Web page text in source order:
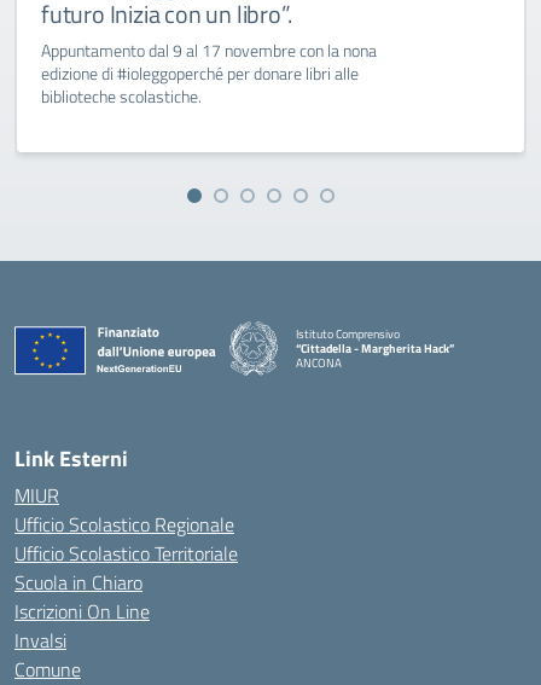
futuro Inizia con un libro”.
Appuntamento dal 9 al 17 novembre con la nona
edizione di #ioleggoperché per donare libri alle
biblioteche scolastiche.
Istituto Comprensivo
“Cittadella - Margherita Hack”
ANCONA
Link Esterni
MIUR
Ufficio Scolastico Regionale
Ufficio Scolastico Territoriale
Scuola in Chiaro
Iscrizioni On Line
Invalsi
Comune